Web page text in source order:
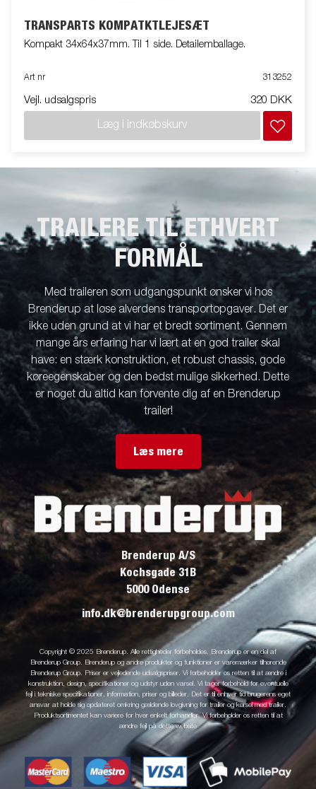
TRANSPARTS KOMPATKTLEJESÆT
Kompakt 34x64x37mm. Til 1 side. Detailemballage.
Art nr 313252
Vejl. udsalgspris 320 DKK
Læg i indkøbskurv
TRAILERE TIL ETHVERT
FORMÅL
Med traileren som udgangspunkt ønsker vi hos
Brenderup at løse alverdens transportopgaver. Det er
ikke uden grund at vi har et bredt sortiment. Gennem
mange års erfaring har vi lært at en god trailer skal
have: en stærk konstruktion, et robust chassis, gode
køreegenskaber og den bedst mulige sikkerhed. Dette
er noget du altid kan forvente dig af en Brenderup
trailer!
Læs mere
Brenderup A/S
Kochsgade 31B
5000 Odense
info.dk@brenderupgroup.com
Copyright © 2025 Brenderup. Alle rettigheder forbeholdes. Brenderup er en del af
Brenderup Group. Brenderup og andre produkter og funktioner er varemærker tilhørende
Brenderup Group. Priser er vejledende udsalgspriser. Vi forbeholder os retten til at ændre i
konstruktion, design, specifikationer og udstyr uden varsel. Vi tager forbehold for eventuelle
fejl i tekniske specifikationer, information, priser og billeder. Det er til enhver tid brugerens eget
ansvar at holde sig opdateret omkring gældende lovgivning for trailer og kørsel med trailer.
Produktsortimentet kan variere for hver enkelt forhandler. Vi forbeholder os retten til at
ændre fejl på dette website